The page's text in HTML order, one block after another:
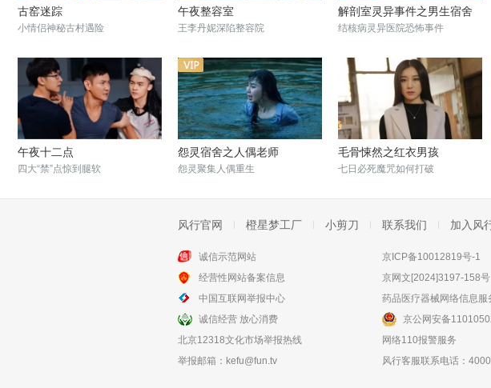
古窑迷踪
小情侣神秘古村遇险
午夜整容室
王李丹妮深陷整容院
解剖室灵异事件之男生宿舍
结核病灵异医院恐怖事件
午夜十二点
四大“禁”点惊到腿软
怨灵宿舍之人偶老师
怨灵聚集人偶重生
毛骨悚然之红衣男孩
七日必死魔咒如何打破
碟仙之毕业照
风行官网 橙星梦工厂 小剪刀 联系我们 加入风
诚信示范网站
经营性网站备案信息
中国互联网举报中心
诚信经营 放心消费
北京12318文化市场举报热线
举报邮箱： kefu@fun.tv
京ICP备10012819号-1
京网文[2024]3197-158号
药品医疗器械网络信息服
京公网安备
网络110报警服务
风行客服联系电话：